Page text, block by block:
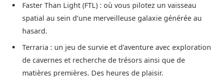
Faster Than Light (FTL) : où vous pilotez un vaisseau
spatial au sein d’une merveilleuse galaxie générée au
hasard.
Terraria : un jeu de survie et d’aventure avec exploration
de cavernes et recherche de trésors ainsi que de
matières premières. Des heures de plaisir.